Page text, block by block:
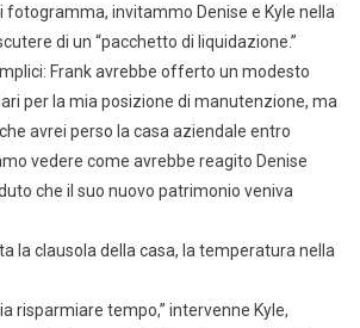
fotogramma, invitammo Denise e Kyle nella
di un “pacchetto di liquidazione.”
Frank avrebbe offerto un modesto
per la mia posizione di manutenzione, ma
avrei perso la casa aziendale entro
vedere come avrebbe reagito Denise
che il suo nuovo patrimonio veniva
la clausola della casa, la temperatura nella
risparmiare tempo,” intervenne Kyle,